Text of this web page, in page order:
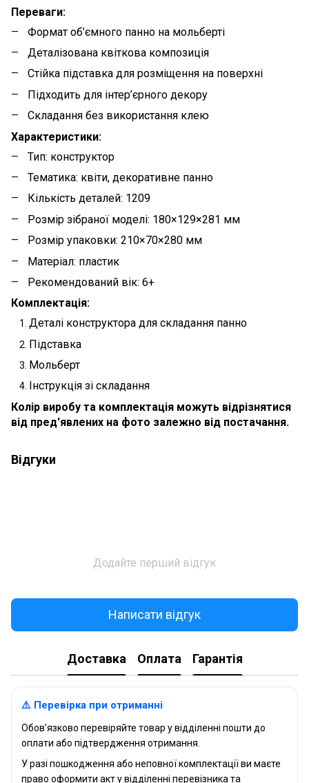
Переваги:
Формат об’ємного панно на мольберті
Деталізована квіткова композиція
Стійка підставка для розміщення на поверхні
Підходить для інтер’єрного декору
Складання без використання клею
Характеристики:
Тип: конструктор
Тематика: квіти, декоративне панно
Кількість деталей: 1209
Розмір зібраної моделі: 180×129×281 мм
Розмір упаковки: 210×70×280 мм
Матеріал: пластик
Рекомендований вік: 6+
Комплектація:
Деталі конструктора для складання панно
Підставка
Мольберт
Інструкція зі складання
Колір виробу та комплектація можуть відрізнятися
від пред'явлених на фото залежно від постачання.
Відгуки
Додайте перший відгук
Написати відгук
Доставка Оплата Гарантія
⚠️ Перевірка при отриманні
Обов’язково перевіряйте товар у відділенні пошти до
оплати або підтвердження отримання.
У разі пошкодження або неповної комплектації ви маєте
право оформити акт у відділенні перевізника та